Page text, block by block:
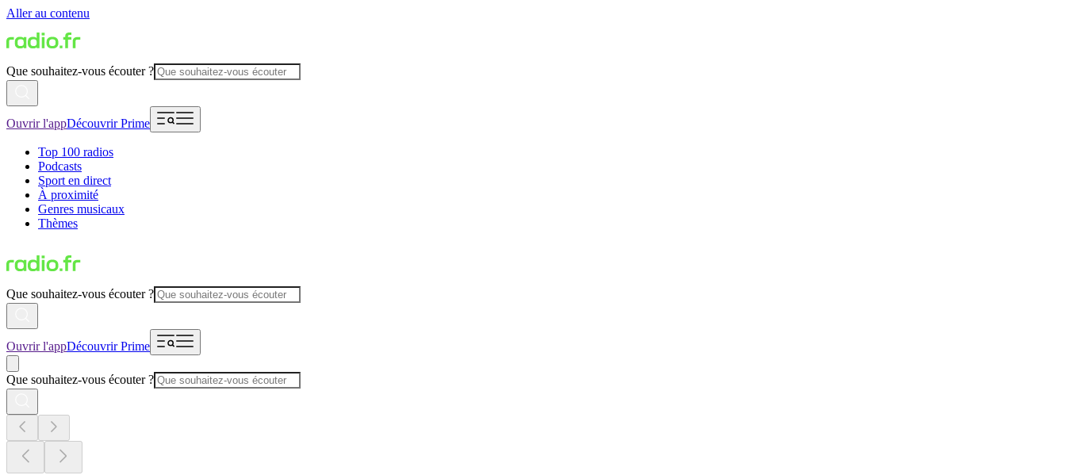
Aller au contenu
Que souhaitez-vous écouter ?
Ouvrir l'appDécouvrir Prime
Top 100 radios
Podcasts
Sport en direct
À proximité
Genres musicaux
Thèmes
Que souhaitez-vous écouter ?
Ouvrir l'appDécouvrir Prime
Que souhaitez-vous écouter ?